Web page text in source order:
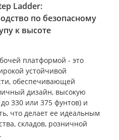
Ladder:
по безопасному
к высоте
платформой - это
устойчивой
обеспечивающей
дизайн, высокую
330 или 375 фунтов) и
что делает ее идеальным
складов, розничной